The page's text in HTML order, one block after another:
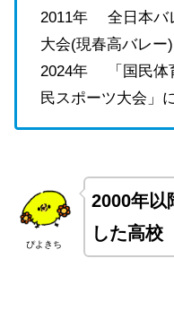
2011年 全日本バ
大会(現春高バレー)
2024年 「国民体
民スポーツ大会」
ぴよきち
2000年以
した高校